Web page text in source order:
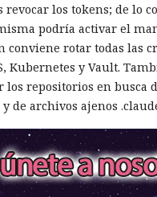
revocar los tokens; de lo
podría activar el
conviene rotar todas las
Kubernetes y Vault.
los repositorios en busca
de archivos ajenos
financieras crecen más
las fuerzas del orden